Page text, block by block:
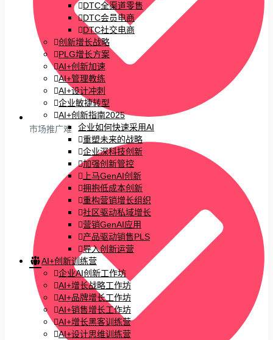
DTC全渠道零售
DTC会员电商
DTC社交电商
创新增长战略
PLG增长方案
AI+创新加速
AI+管理教练
AI+设计冲刺
企业敏捷转型
AI+创新指南2025
企业如何快速采用AI
重塑未来的战略
企业深科技创新
加强创新管控
上马GenAI创新
拥抱低成本创新
重构营销增长组织
社区驱动私域增长
营销GenAI应用
产品驱动销售PLS
导入创新运营
AI+创新训练营
企业AI创新工作坊
AI+增长战略工作坊
AI+品牌增长工作坊
AI+销售增长工作坊
AI+增长黑客训练营
AI+设计思维训练营
市场推广难